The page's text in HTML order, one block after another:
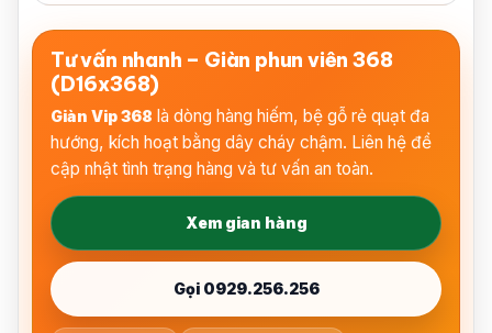
Tư vấn nhanh – Giàn phun viên 368
(D16x368)
Giàn Vip 368 là dòng hàng hiếm, bệ gỗ rẻ quạt đa
hướng, kích hoạt bằng dây cháy chậm. Liên hệ để
cập nhật tình trạng hàng và tư vấn an toàn.
Xem gian hàng
Gọi 0929.256.256